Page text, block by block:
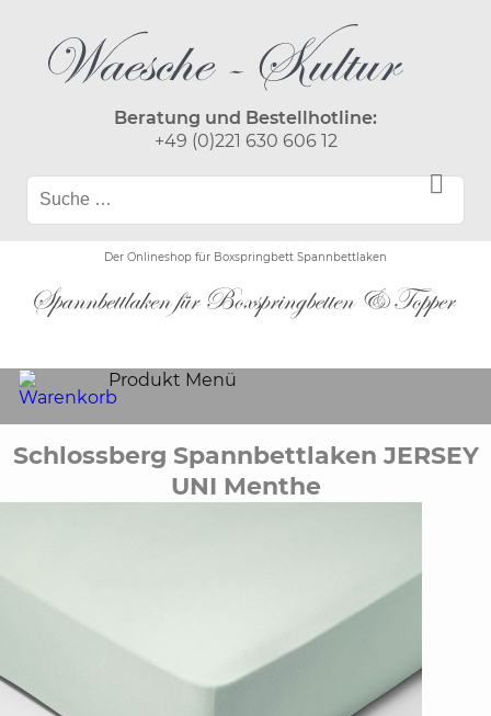
Beratung und Bestellhotline:
+49 (0)221 630 606 12
Der Onlineshop für Boxspringbett Spannbettlaken
Produkt Menü
Schlossberg Spannbettlaken JERSEY
UNI Menthe